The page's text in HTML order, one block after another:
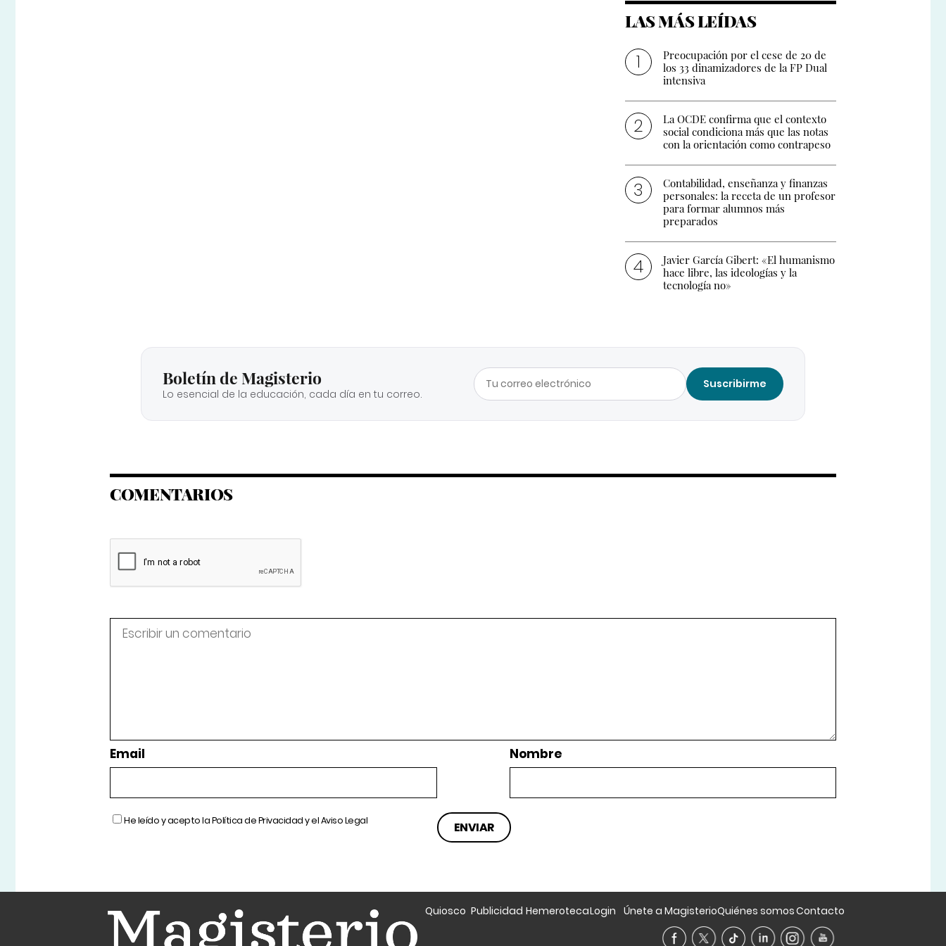
LAS MÁS LEÍDAS
Preocupación por el cese de 20 de
los 33 dinamizadores de la FP Dual
intensiva
La OCDE confirma que el contexto
social condiciona más que las notas
con la orientación como contrapeso
Contabilidad, enseñanza y finanzas
personales: la receta de un profesor
para formar alumnos más
preparados
Javier García Gibert: «El humanismo
hace libre, las ideologías y la
tecnología no»
Boletín de Magisterio
Lo esencial de la educación, cada día en tu correo.
Suscribirme
COMENTARIOS
Email Nombre
He leído y acepto laPolítica de Privacidady elAviso Legal
Quiosco Publicidad HemerotecaLogin Únete a MagisterioQuiénes somosContacto